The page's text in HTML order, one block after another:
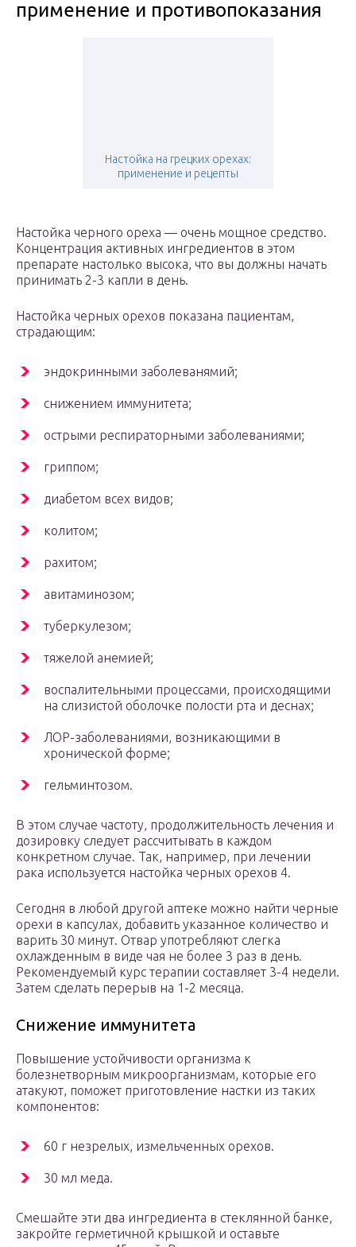
применение и противопоказания
Настойка на грецких орехах:
применение и рецепты
Настойка черного ореха — очень мощное средство.
Концентрация активных ингредиентов в этом
препарате настолько высока, что вы должны начать
принимать 2-3 капли в день.
Настойка черных орехов показана пациентам,
страдающим:
эндокринными заболеванямий;
снижением иммунитета;
острыми респираторными заболеваниями;
гриппом;
диабетом всех видов;
колитом;
рахитом;
авитаминозом;
туберкулезом;
тяжелой анемией;
воспалительными процессами, происходящими
на слизистой оболочке полости рта и деснах;
ЛОР-заболеваниями, возникающими в
хронической форме;
гельминтозом.
В этом случае частоту, продолжительность лечения и
дозировку следует рассчитывать в каждом
конкретном случае. Так, например, при лечении
рака используется настойка черных орехов 4.
Сегодня в любой другой аптеке можно найти черные
орехи в капсулах, добавить указанное количество и
варить 30 минут. Отвар употребляют слегка
охлажденным в виде чая не более 3 раз в день.
Рекомендуемый курс терапии составляет 3-4 недели.
Затем сделать перерыв на 1-2 месяца.
Снижение иммунитета
Повышение устойчивости организма к
болезнетворным микроорганизмам, которые его
атакуют, поможет приготовление настки из таких
компонентов:
60 г незрелых, измельченных орехов.
30 мл меда.
Смешайте эти два ингредиента в стеклянной банке,
закройте герметичной крышкой и оставьте